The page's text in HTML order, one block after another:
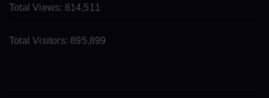
Total Views: 614,511
Total Visitors: 895,899